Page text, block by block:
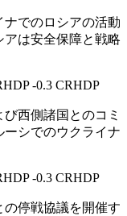
ナでのロシアの活動
アは安全保障と戦略
-0.3 CRHDP
西側諸国とのコミ
ーシでのウクライナ
-0.3 CRHDP
の停戦協議を開催す